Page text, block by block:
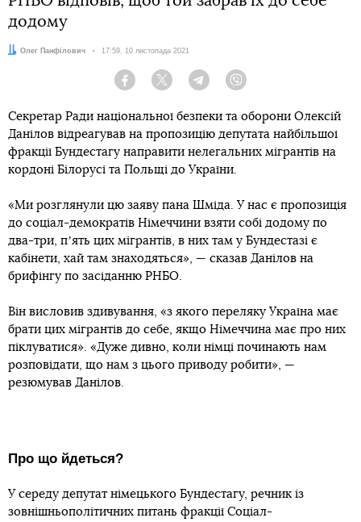
додому
Автор:
Олег Панфілович Дата:
17:59, 10 листопада 2021
Facebook Twitter Telegram
Секретар Ради національної безпеки та оборони Олексій
Данілов відреагував на пропозицію депутата найбільшої
фракції Бундестагу направити нелегальних мігрантів на
кордоні Білорусі та Польщі до України.
«Ми розглянули цю заяву пана Шміда. У нас є пропозиція
до соціал-демократів Німеччини взяти собі додому по
два-три, пʼять цих мігрантів, в них там у Бундестазі є
кабінети, хай там знаходяться», — сказав Данілов на
брифінгу по засіданню РНБО.
Він висловив здивування, «з якого переляку Україна має
брати цих мігрантів до себе, якщо Німеччина має про них
піклуватися». «Дуже дивно, коли німці починають нам
розповідати, що нам з цього приводу робити», —
резюмував Данілов.
Про що йдеться?
У середу депутат німецького Бундестагу, речник із
зовнішньополітичних питань фракції Соціал-